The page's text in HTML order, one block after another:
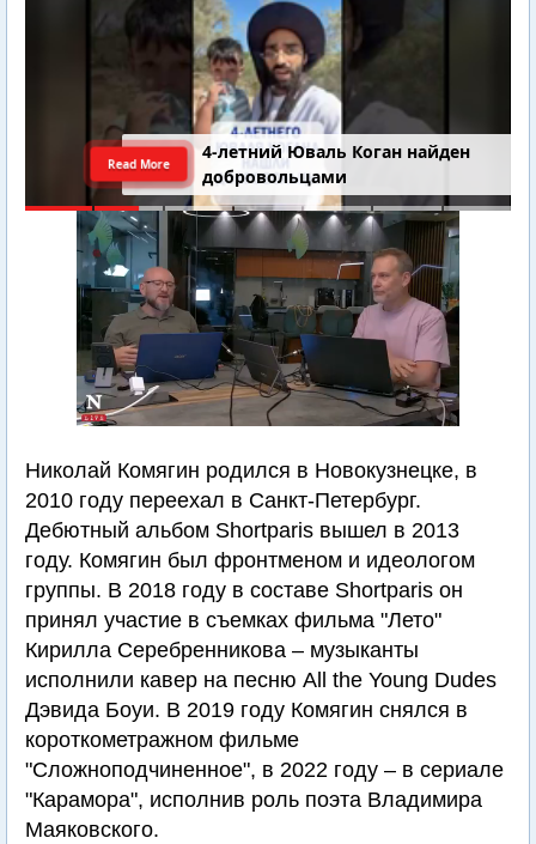
4-летний Юваль Коган найден
добровольцами
Read More
Николай Комягин родился в Новокузнецке, в
2010 году переехал в Санкт-Петербург.
Дебютный альбом Shortparis вышел в 2013
году. Комягин был фронтменом и идеологом
группы. В 2018 году в составе Shortparis он
принял участие в съемках фильма "Лето"
Кирилла Серебренникова – музыканты
исполнили кавер на песню All the Young Dudes
Дэвида Боуи. В 2019 году Комягин снялся в
короткометражном фильме
"Сложноподчиненное", в 2022 году – в сериале
"Карамора", исполнив роль поэта Владимира
Маяковского.